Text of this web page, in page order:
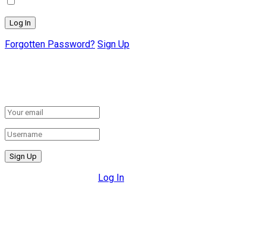
Forgotten Password? Sign Up
Log In